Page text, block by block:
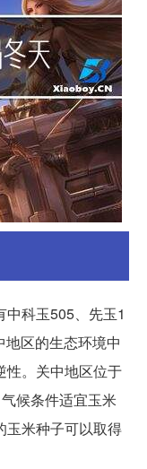
科玉505、先玉1
区的生态环境中
性。关中地区位于
候条件适宜玉米
玉米种子可以取得